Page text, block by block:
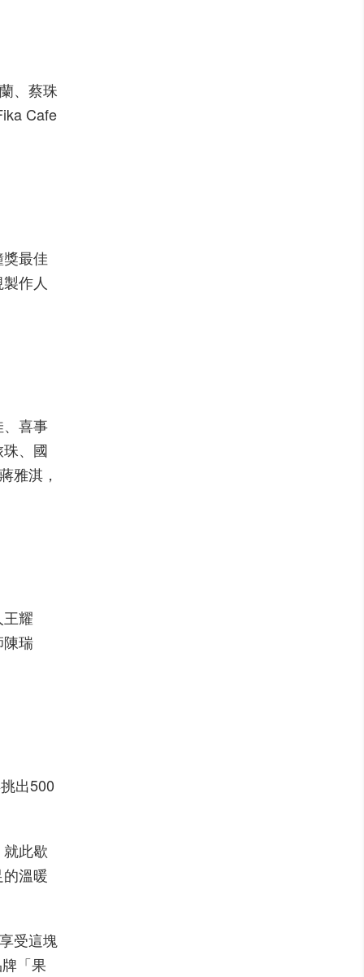
、蔡珠
Cafe
最佳
作人
喜事
、國
雅淇，
耀
瑞
出500
此歇
溫暖
受這塊
「果